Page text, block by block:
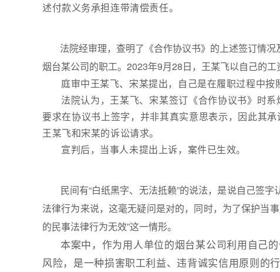
述付款义务承担连带清偿责任。
法院经审理，查明了《合作协议书》的上述签订情
烟台某公司的职工。2023年9月28日，王某飞以自己的
庭审中王某飞、宋某提出，自己是在履职过程中
法院认为，王某飞、宋某签订《合作协议书》时
要求在协议书上签字，并非其真实意思表示，因此其
王某飞和宋某的诉讼请求。
宣判后，当事人未提出上诉，案件已生效。
民间有“白纸黑字、无法抵赖”的说法，是说自己签
法律行为来说，这毫无疑问是对的，同时，为了保护当
的民事法律行为无效”这一情形。
本案中，作为用人单位的烟台某公司利用自己
风险，是一种损害职工利益、违背诚实信用原则的